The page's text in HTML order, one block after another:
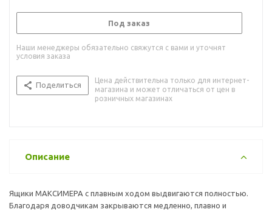
Под заказ
Наши менеджеры обязательно свяжутся с вами и уточнят
условия заказа
Поделиться
Цена действительна только для интернет-
магазина и может отличаться от цен в
розничных магазинах
Описание
Ящики МАКСИМЕРА с плавным ходом выдвигаются полностью.
Благодаря доводчикам закрываются медленно, плавно и